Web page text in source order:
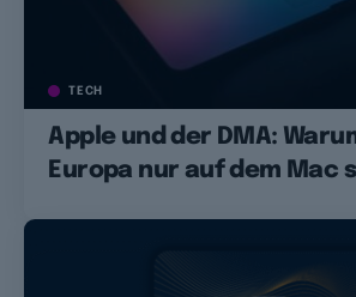
TECH
Apple und der DMA:
Europa nur auf dem Mac